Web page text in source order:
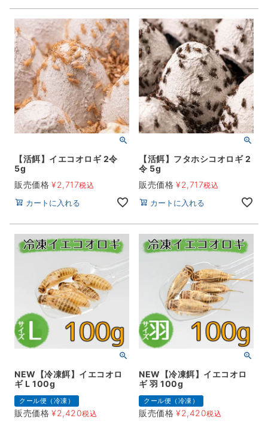
【活餌】イエコオロギ 2令
5g
販売価格 ¥2,717税込
カートに入れる
【活餌】フタホシコオロギ 2
令 5g
販売価格 ¥2,717税込
カートに入れる
NEW【冷凍餌】イエコオロ
ギ L 100g
クール便（冷凍）
販売価格 ¥2,420税込
NEW【冷凍餌】イエコオロ
ギ 羽 100g
クール便（冷凍）
販売価格 ¥2,420税込